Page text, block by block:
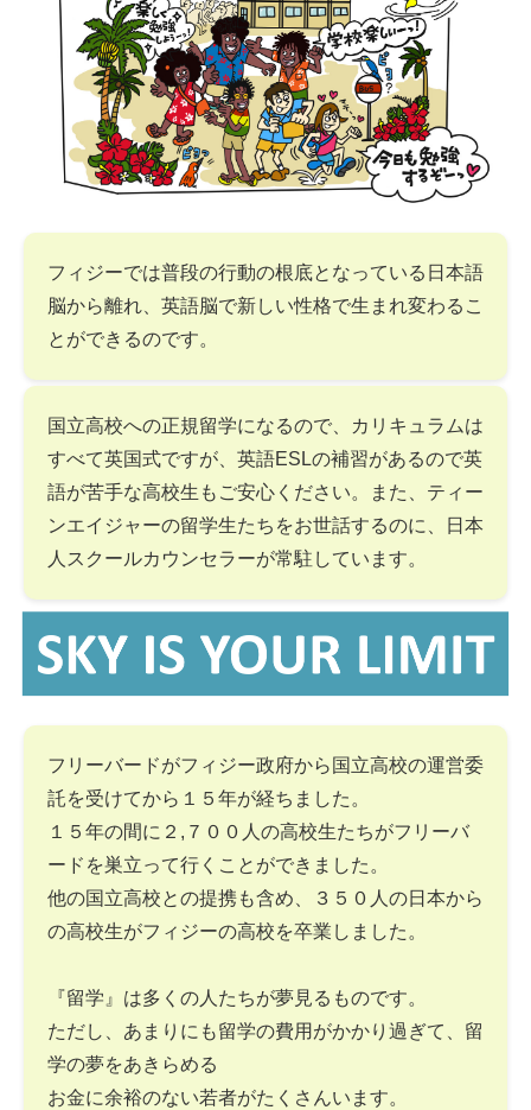
フィジーでは普段の行動の根底となっている日本語
脳から離れ、英語脳で新しい性格で生まれ変わるこ
とができるのです。
国立高校への正規留学になるので、カリキュラムは
すべて英国式ですが、英語ESLの補習があるので英
語が苦手な高校生もご安心ください。また、ティー
ンエイジャーの留学生たちをお世話するのに、日本
人スクールカウンセラーが常駐しています。
フリーバードがフィジー政府から国立高校の運営委
託を受けてから１５年が経ちました。
１５年の間に２,７００人の高校生たちがフリーバ
ードを巣立って行くことができました。
他の国立高校との提携も含め、３５０人の日本から
の高校生がフィジーの高校を卒業しました。
『留学』は多くの人たちが夢見るものです。
ただし、あまりにも留学の費用がかかり過ぎて、留
学の夢をあきらめる
お金に余裕のない若者がたくさんいます。